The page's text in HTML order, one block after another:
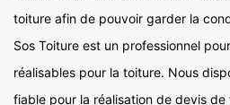
toiture afin de pouvoir garder la
Sos Toiture est un professionnel
réalisables pour la toiture. Nous
fiable pour la réalisation de devis